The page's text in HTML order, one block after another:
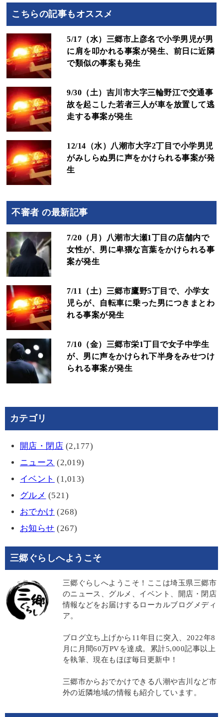
こちらの記事もオススメ
5/17（水）三郷市上彦名で小学男児が男
に肩を叩かれる事案が発生、前日に近隣
で類似の事案も発生
9/30（土）吉川市大字三輪野江で交通事
故を起こした若者三人が車を放置して逃
走する事案が発生
12/14（水）八潮市大字2丁目で小学男児
がみしらぬ男に声をかけられる事案が発
生
不審者 の最新記事
7/20（月）八潮市大瀬1丁目の店舗内で
女性が、男に卑猥な言葉をかけられる事
案が発生
7/11（土）三郷市鷹野5丁目で、小学女
児らが、自転車に乗った男につきまとわ
れる事案が発生
7/10（金）三郷市栄1丁目で女子中学生
が、男に声をかけられ下半身をみせつけ
られる事案が発生
カテゴリ
開店・閉店 (2,177)
ニュース (2,019)
イベント (1,013)
グルメ (521)
おでかけ (268)
お知らせ (267)
三郷ぐらしへようこそ
三郷ぐらしへようこそ！ここは埼玉県三郷市
のニュース、グルメ、イベント、開店・閉店
情報などをお届けするローカルブログメディ
ア。
ブログ立ち上げから11年目に突入、2022年8
月に月間60万PVを達成。累計5,000記事以上
を執筆、現在もほぼ毎日更新中！
三郷市からおでかけできる八潮や吉川など市
外の近隣地域の情報も紹介しています。